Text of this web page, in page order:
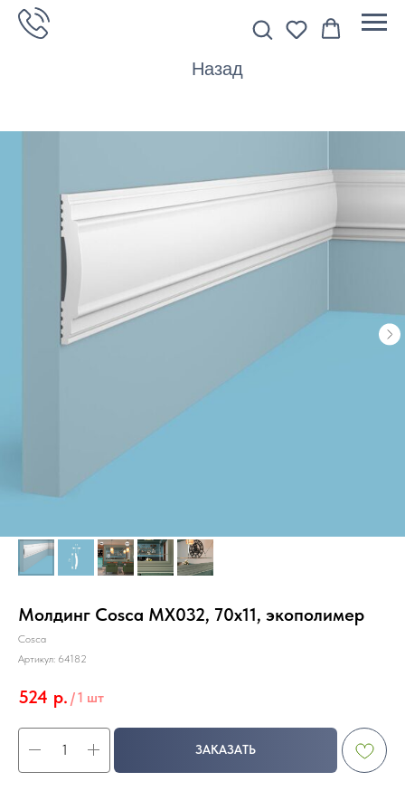
Назад
Молдинг Cosca MX032, 70х11, экополимер
Cosca
Артикул: 64182
524 р. /1 шт
ЗАКАЗАТЬ